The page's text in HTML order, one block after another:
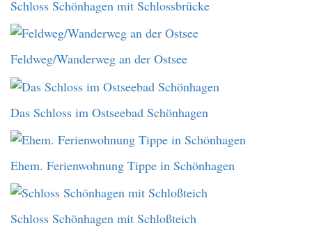
Schloss Schönhagen mit Schlossbrücke
Feldweg/Wanderweg an der Ostsee
Das Schloss im Ostseebad Schönhagen
Ehem. Ferienwohnung Tippe in Schönhagen
Schloss Schönhagen mit Schloßteich